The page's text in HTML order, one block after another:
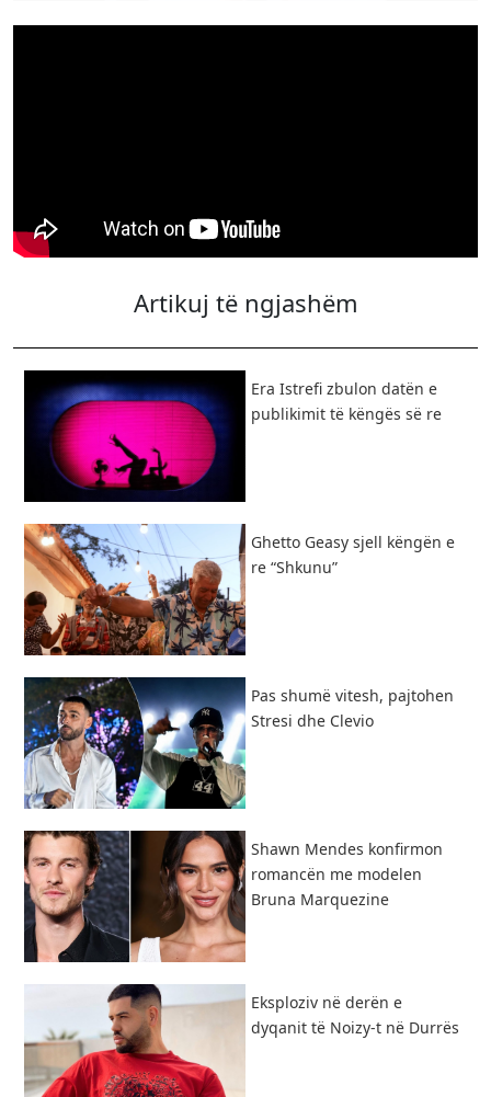
Artikuj të ngjashëm
Era Istrefi zbulon datën e
publikimit të këngës së re
Ghetto Geasy sjell këngën e
re “Shkunu”
Pas shumë vitesh, pajtohen
Stresi dhe Clevio
Shawn Mendes konfirmon
romancën me modelen
Bruna Marquezine
Eksploziv në derën e
dyqanit të Noizy-t në Durrës